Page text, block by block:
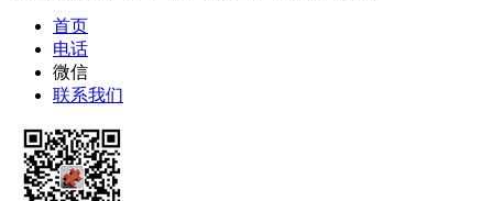
首页
电话
微信
联系我们